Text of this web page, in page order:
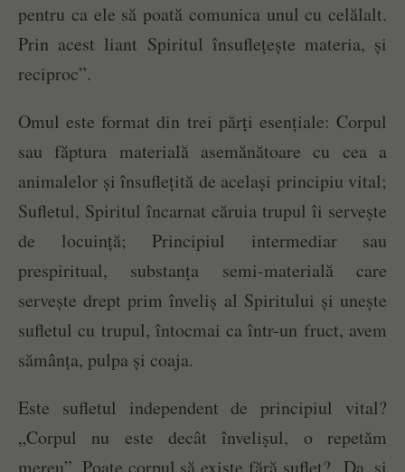
pentru ca ele să poată comunica unul cu celălalt.
Prin acest liant Spiritul însuflețește materia, și
reciproc”.
Omul este format din trei părți esențiale: Corpul
sau făptura materială asemănătoare cu cea a
animalelor și însuflețită de același principiu vital;
Sufletul, Spiritul încarnat căruia trupul îi servește
de locuință; Principiul intermediar sau
prespiritual, substanța semi-materială care
servește drept prim înveliș al Spiritului și unește
sufletul cu trupul, întocmai ca într-un fruct, avem
sămânța, pulpa și coaja.
Este sufletul independent de principiul vital?
„Corpul nu este decât învelișul, o repetăm
mereu”. Poate corpul să existe fără suflet? „Da, și